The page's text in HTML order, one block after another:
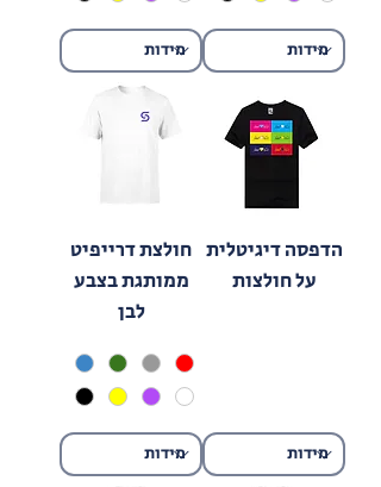
הדפסה דיגיטלית
על חולצות
חולצת דרייפיט
ממותגת בצבע
לבן